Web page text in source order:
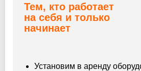
Тем, кто работает
на себя и только
начинает
Установим в аренду